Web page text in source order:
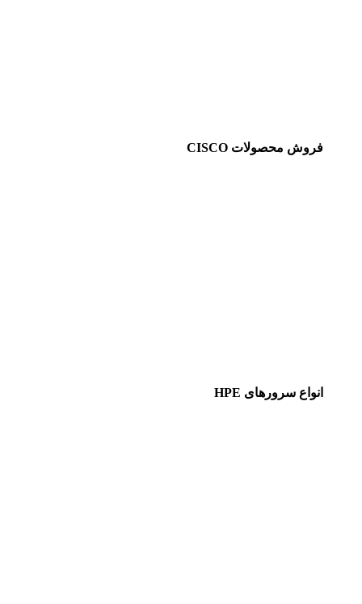
فروش محصولات CISCO
انواع سرورهای HPE